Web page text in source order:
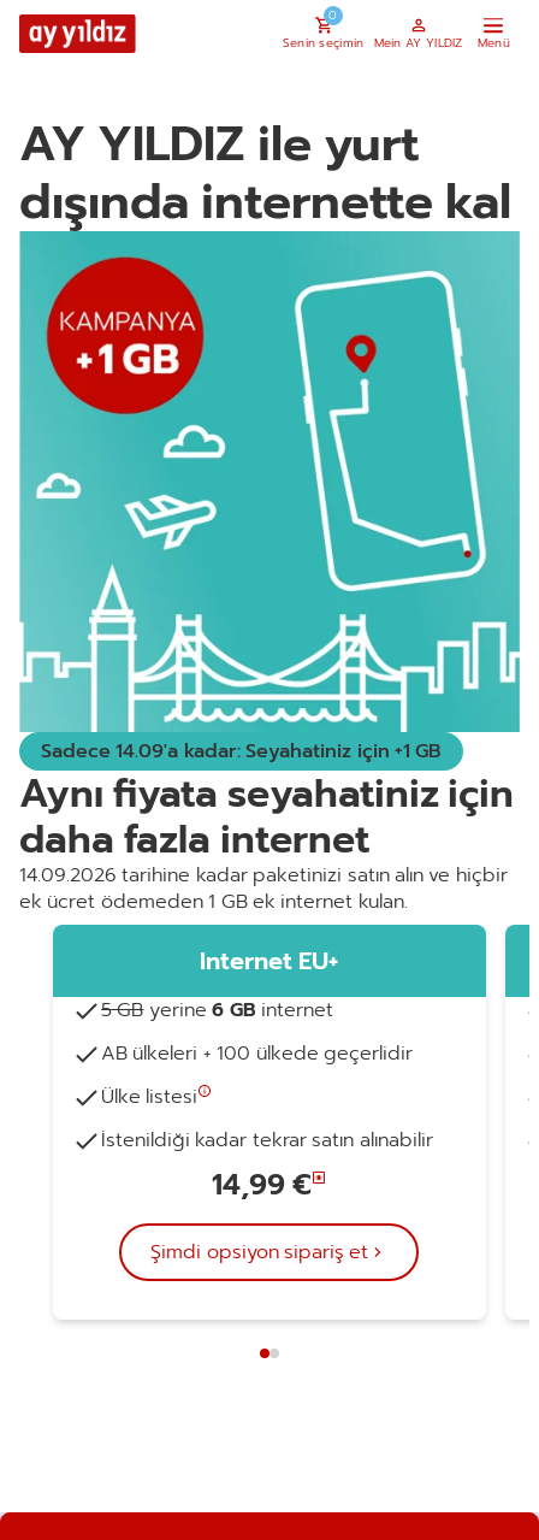
0
Senin seçimin
Mein AY YILDIZ
AY YILDIZ ile yurt
dışında internette kal
Sadece 14.09'a kadar: Seyahatiniz için +1 GB
Aynı fiyata seyahatiniz için
daha fazla internet
14.09.2026 tarihine kadar paketinizi satın alın ve hiçbir
ek ücret ödemeden 1 GB ek internet kulan.
Internet EU+
5 GByerine6 GB internet
AB ülkeleri + 100 ülkede geçerlidir
Ülke listesi
İstenildiği kadar tekrar satın alınabilir
Şimdi opsiyon sipariş et